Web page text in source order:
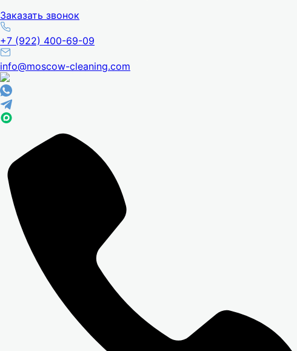
Заказать звонок
+7 (922) 400-69-09
info@moscow-cleaning.com